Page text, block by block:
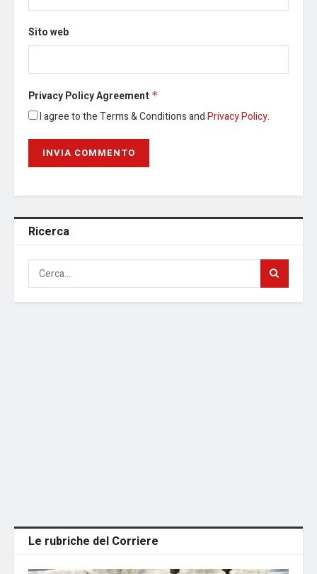
Sito web
Privacy Policy Agreement *
I agree to the Terms & Conditions andPrivacy Policy.
Ricerca
Le rubriche del Corriere